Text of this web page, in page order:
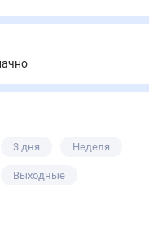
3 дня Неделя
Выходные